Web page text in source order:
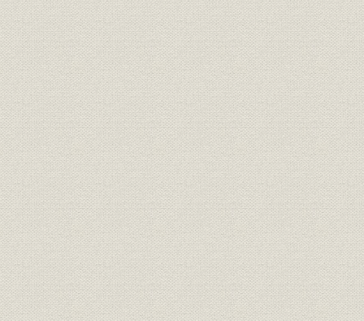
営業;施設
暮らしに歓びと安らぎをひろげ
るために―セールスの推進とサ
ービスの向上
施設;環境保全
住みよい生活環境の形成へ―環
境保全への努力
安全でゆたかな生活を守るため